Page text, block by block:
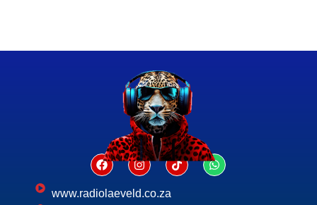
www.radiolaeveld.co.za